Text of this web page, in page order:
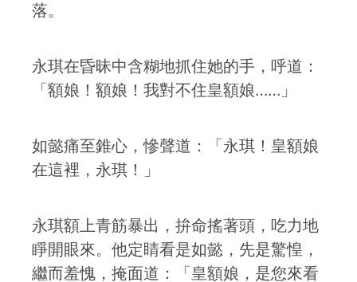
落。
永琪在昏昧中含糊地抓住她的手，呼道：
「額娘！額娘！我對不住皇額娘……」
如懿痛至錐心，慘聲道：「永琪！皇額娘
在這裡，永琪！」
永琪額上青筋暴出，拚命搖著頭，吃力地
睜開眼來。他定睛看是如懿，先是驚惶，
繼而羞愧，掩面道：「皇額娘，是您來看